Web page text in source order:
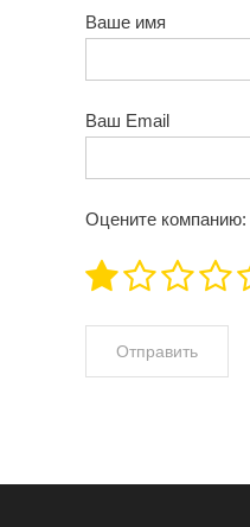
Ваше имя
Ваш Email
Оцените компанию: